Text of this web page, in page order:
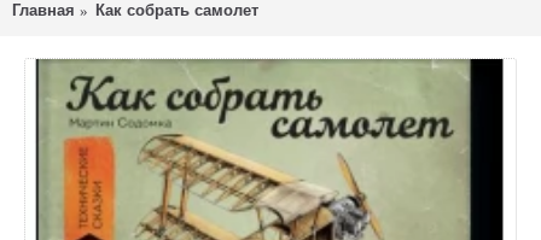
Главная Как собрать самолет